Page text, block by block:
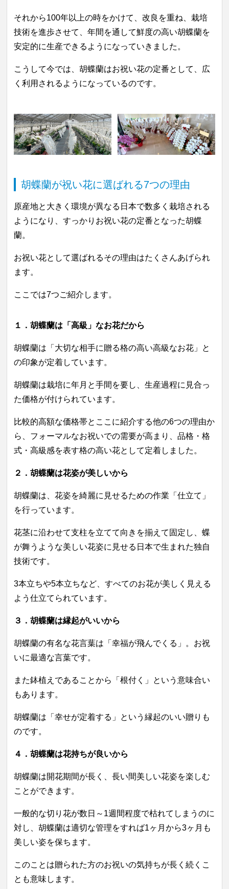
それから100年以上の時をかけて、改良を重ね、栽培
技術を進歩させて、年間を通して鮮度の高い胡蝶蘭を
安定的に生産できるようになっていきました。
こうして今では、胡蝶蘭はお祝い花の定番として、広
く利用されるようになっているのです。
胡蝶蘭が祝い花に選ばれる7つの理由
原産地と大きく環境が異なる日本で数多く栽培される
ようになり、すっかりお祝い花の定番となった胡蝶
蘭。
お祝い花として選ばれるその理由はたくさんあげられ
ます。
ここでは7つご紹介します。
１．胡蝶蘭は「高級」なお花だから
胡蝶蘭は「大切な相手に贈る格の高い高級なお花」と
の印象が定着しています。
胡蝶蘭は栽培に年月と手間を要し、生産過程に見合っ
た価格が付けられています。
比較的高額な価格帯とここに紹介する他の6つの理由か
ら、フォーマルなお祝いでの需要が高まり、品格・格
式・高級感を表す格の高い花として定着しました。
２． 胡蝶蘭は花姿が美しいから
胡蝶蘭は、花姿を綺麗に見せるための作業「仕立て」
を行っています。
花茎に沿わせて支柱を立てて向きを揃えて固定し、蝶
が舞うような美しい花姿に見せる日本で生まれた独自
技術です。
3本立ちや5本立ちなど、すべてのお花が美しく見える
よう仕立てられています。
３．胡蝶蘭は縁起がいいから
胡蝶蘭の有名な花言葉は「幸福が飛んでくる」。お祝
いに最適な言葉です。
また鉢植えであることから「根付く」という意味合い
もあります。
胡蝶蘭は「幸せが定着する」という縁起のいい贈りも
のです。
４． 胡蝶蘭は花持ちが良いから
胡蝶蘭は開花期間が長く、長い間美しい花姿を楽しむ
ことができます。
一般的な切り花が数日～1週間程度で枯れてしまうのに
対し、胡蝶蘭は適切な管理をすれば1ヶ月から3ヶ月も
美しい姿を保ちます。
このことは贈られた方のお祝いの気持ちが長く続くこ
とも意味します。